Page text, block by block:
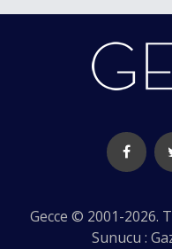
Gecce © 2001-2026.
Sunucu :